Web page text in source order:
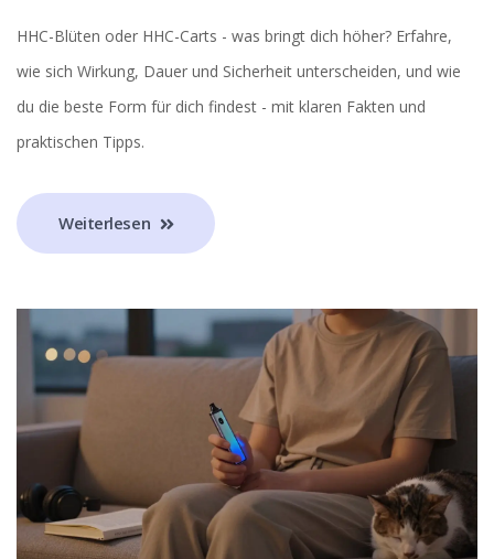
HHC-Blüten oder HHC-Carts - was bringt dich höher? Erfahre,
wie sich Wirkung, Dauer und Sicherheit unterscheiden, und wie
du die beste Form für dich findest - mit klaren Fakten und
praktischen Tipps.
Weiterlesen